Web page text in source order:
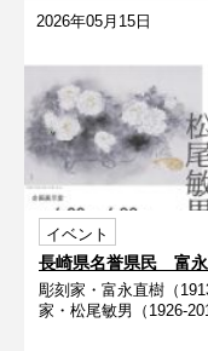
2026年05月15日
イベント
長崎県名誉県民 富永
彫刻家・富永直樹（
家・松尾敏男（1926-